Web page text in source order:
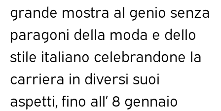
grande mostra al genio senza
paragoni della moda e dello
stile italiano celebrandone la
carriera in diversi suoi
aspetti, fino all’ 8 gennaio